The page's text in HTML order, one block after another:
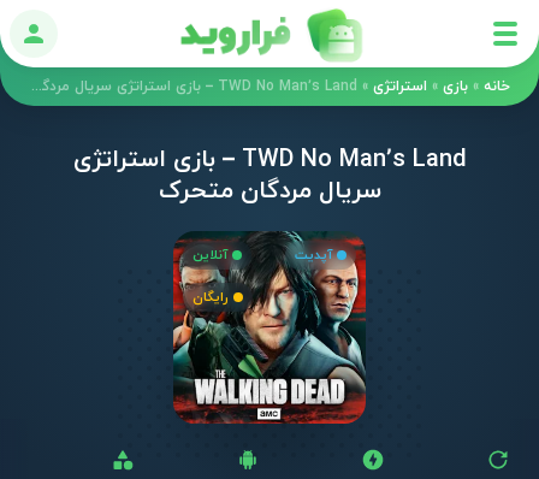
ورود
خانه » بازی » استراتژی » TWD No Man’s Land – بازی استراتژی سریال مردگان متحرک
TWD No Man’s Land – بازی استراتژی
سریال مردگان متحرک
آپدیت آنلاین
رایگان